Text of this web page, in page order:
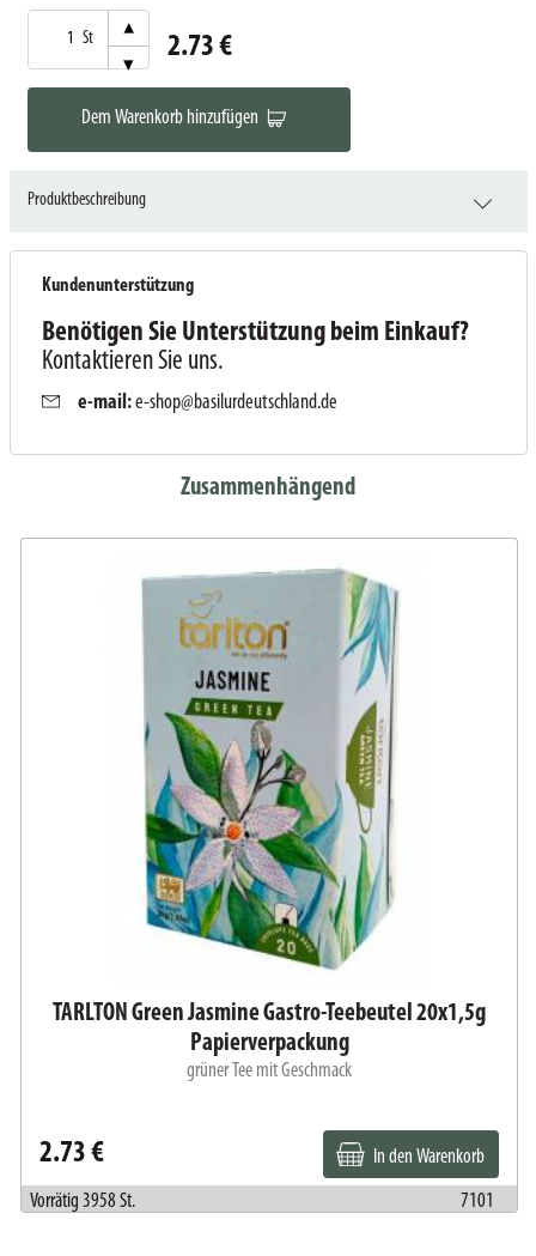
2.73 €
St
▾
▾
Dem Warenkorb hinzufügen
Produktbeschreibung
Kundenunterstützung
Benötigen Sie Unterstützung beim Einkauf?
Kontaktieren Sie uns.
e-mail:e-shop@basilurdeutschland.de
Zusammenhängend
TARLTON Green Jasmine Gastro-Teebeutel 20x1,5g
Papierverpackung
grüner Tee mit Geschmack
2.73 € In den Warenkorb
Vorrätig 3958 St. 7101